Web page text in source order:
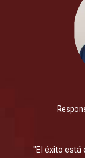
"El éxito está